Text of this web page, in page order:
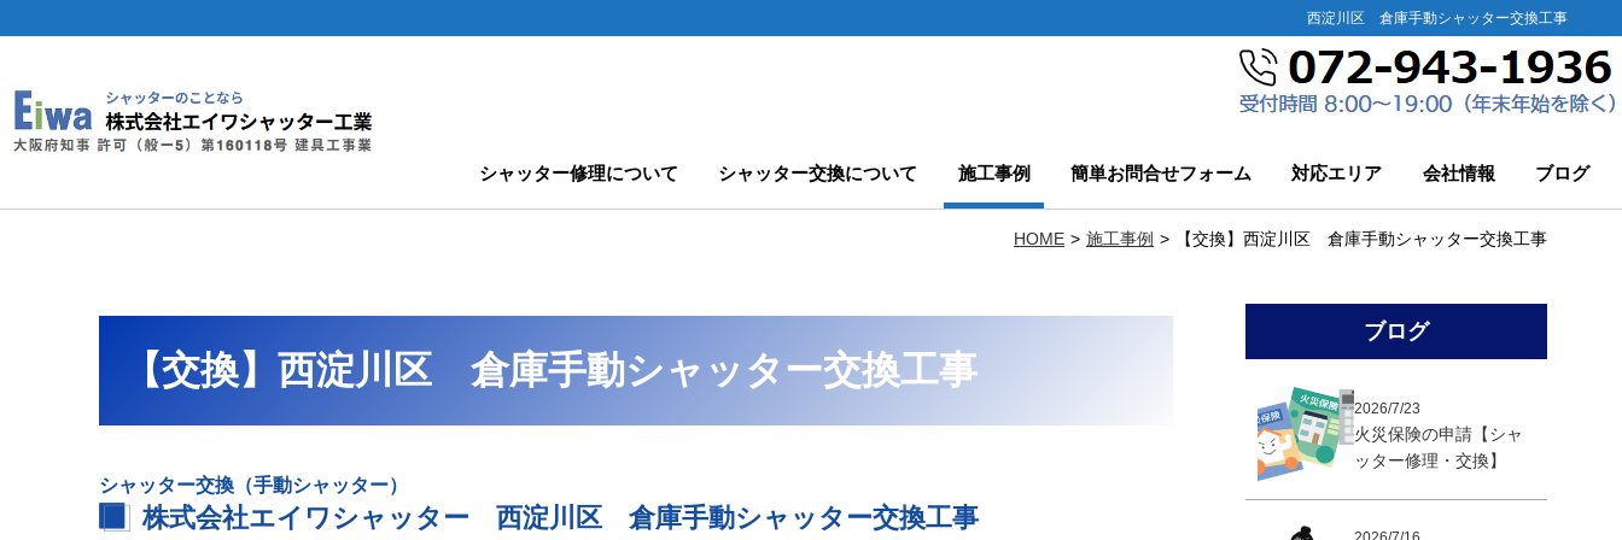
西淀川区 倉庫手動シャッター交換工事
シャッター修理について シャッター交換について 施工事例 簡単お問合せフォーム 対応エリア 会社情報 ブログ
HOME 施工事例 【交換】西淀川区 倉庫手動シャッター交換工事
【交換】西淀川区 倉庫手動シャッター交換工事
シャッター交換（手動シャッター）
株式会社エイワシャッター 西淀川区 倉庫手動シャッター交換工事
ブログ
2026/7/23
火災保険の申請【シャ
ッター修理・交換】